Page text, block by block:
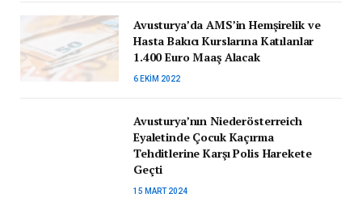
Avusturya’da AMS’in Hemşirelik ve
Hasta Bakıcı Kurslarına Katılanlar
1.400 Euro Maaş Alacak
6 EKIM 2022
Avusturya’nın Niederösterreich
Eyaletinde Çocuk Kaçırma
Tehditlerine Karşı Polis Harekete
Geçti
15 MART 2024